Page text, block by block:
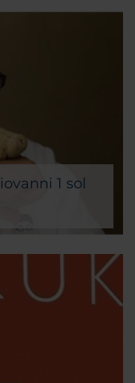
Desde su
de Madrid
explosión de una
verdadera
Sus 2 estrellas
magistral de
1 sol
acoge el
el chef
cocina italiana
la trufa o la
con
clásicos como
carbonara
Linguine al